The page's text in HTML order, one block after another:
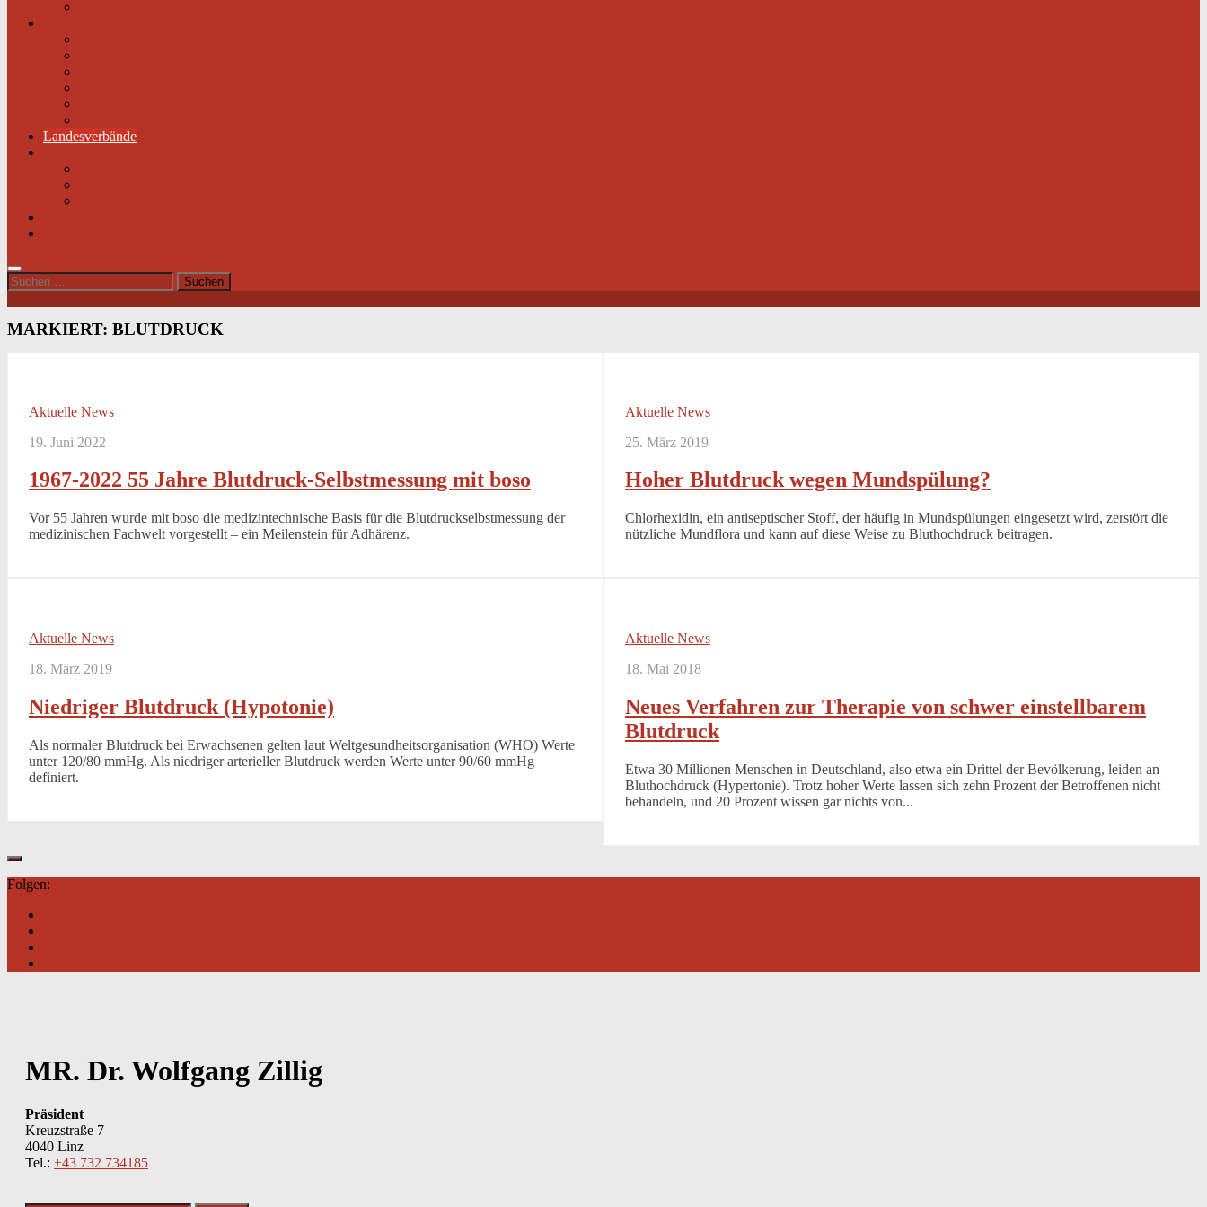
Landesverbände
Suchen
nach:
MARKIERT: BLUTDRUCK
Aktuelle News
19. Juni 2022
1967-2022 55 Jahre Blutdruck-Selbstmessung mit boso
Vor 55 Jahren wurde mit boso die medizintechnische Basis für die Blutdruckselbstmessung der
medizinischen Fachwelt vorgestellt – ein Meilenstein für Adhärenz.
Aktuelle News
25. März 2019
Hoher Blutdruck wegen Mundspülung?
Chlorhexidin, ein antiseptischer Stoff, der häufig in Mundspülungen eingesetzt wird, zerstört die
nützliche Mundflora und kann auf diese Weise zu Bluthochdruck beitragen.
Aktuelle News
18. März 2019
Niedriger Blutdruck (Hypotonie)
Als normaler Blutdruck bei Erwachsenen gelten laut Weltgesundheitsorganisation (WHO) Werte
unter 120/80 mmHg. Als niedriger arterieller Blutdruck werden Werte unter 90/60 mmHg
definiert.
Aktuelle News
18. Mai 2018
Neues Verfahren zur Therapie von schwer einstellbarem
Blutdruck
Etwa 30 Millionen Menschen in Deutschland, also etwa ein Drittel der Bevölkerung, leiden an
Bluthochdruck (Hypertonie). Trotz hoher Werte lassen sich zehn Prozent der Betroffenen nicht
behandeln, und 20 Prozent wissen gar nichts von...
Folgen:
MR. Dr. Wolfgang Zillig
Präsident
Kreuzstraße 7
4040 Linz
Tel.: +43 732 734185